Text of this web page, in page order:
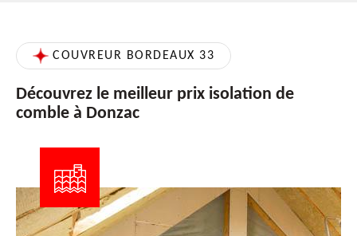
COUVREUR BORDEAUX 33
Découvrez le meilleur prix isolation de
comble à Donzac